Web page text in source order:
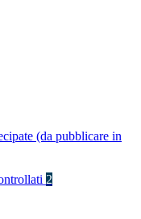
(da pubblicare in
2